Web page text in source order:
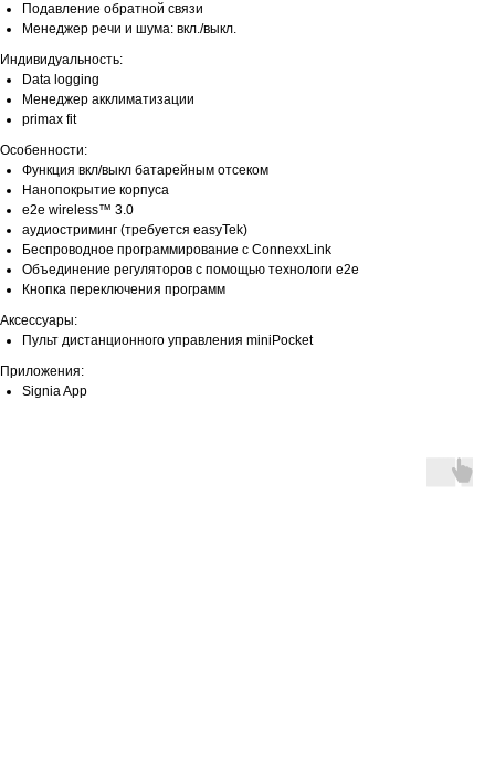
Подавление обратной связи
Менеджер речи и шума: вкл./выкл.
Индивидуальность:
Data logging
Менеджер акклиматизации
primax fit
Особенности:
Функция вкл/выкл батарейным отсеком
Нанопокрытие корпуса
e2e wireless™ 3.0
аудиостриминг (требуется easyTek)
Беспроводное программирование с ConnexxLink
Объединение регуляторов с помощью технологи e2e
Кнопка переключения программ
Аксессуары:
Пульт дистанционного управления miniPocket
Приложения:
Signia App